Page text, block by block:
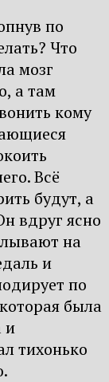
по
Что
мозг
а там
кому
Всё
будут, а
вдруг ясно
на
и
по
была
и
тихонько